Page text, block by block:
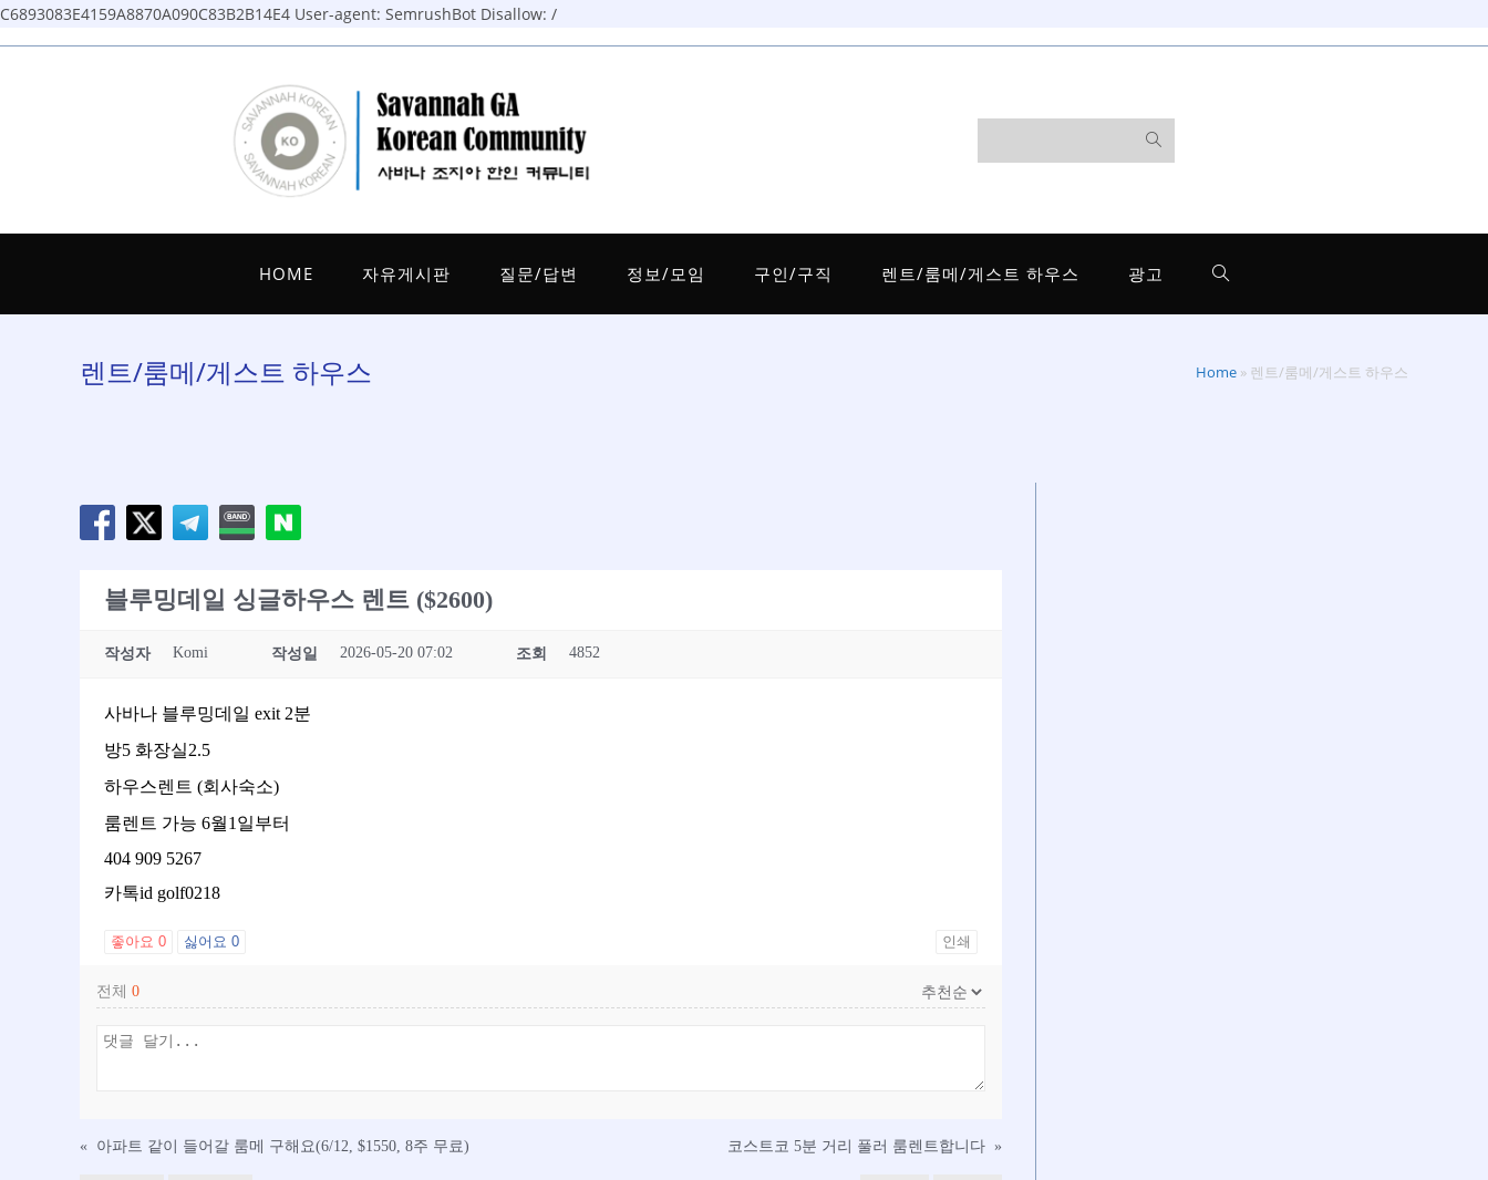
C6893083E4159A8870A090C83B2B14E4 User-agent: SemrushBot Disallow: /
Skip
HOME 자유게시판 질문/답변 정보/모임 구인/구직 렌트/룸메/게스트 하우스 광고
렌트/룸메/게스트 하우스 Home » 렌트/룸메/게스트 하우스